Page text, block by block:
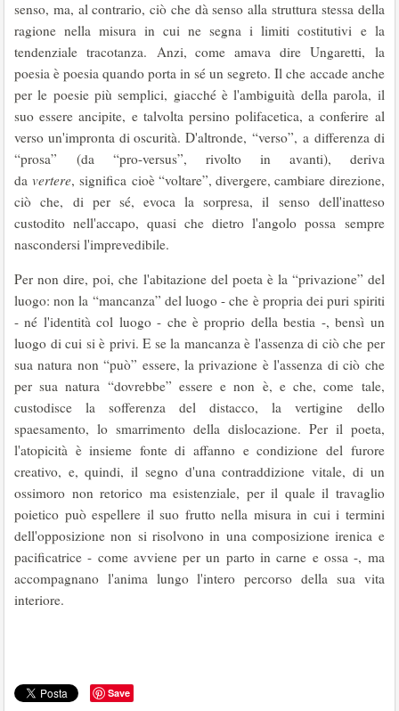
senso, ma, al contrario, ciò che dà senso alla struttura stessa della
ragione nella misura in cui ne segna i limiti costitutivi e la
tendenziale tracotanza. Anzi, come amava dire Ungaretti, la
poesia è poesia quando porta in sé un segreto. Il che accade anche
per le poesie più semplici, giacché è l'ambiguità della parola, il
suo essere ancipite, e talvolta persino polifacetica, a conferire al
verso un'impronta di oscurità. D'altronde, “verso”, a differenza di
“prosa” (da “pro-versus”, rivolto in avanti), deriva
davertere, significa cioè “voltare”, divergere, cambiare direzione,
ciò che, di per sé, evoca la sorpresa, il senso dell'inatteso
custodito nell'accapo, quasi che dietro l'angolo possa sempre
nascondersi l'imprevedibile.
Per non dire, poi, che l'abitazione del poeta è la “privazione” del
luogo: non la “mancanza” del luogo - che è propria dei puri spiriti
- né l'identità col luogo - che è proprio della bestia -, bensì un
luogo di cui si è privi. E se la mancanza è l'assenza di ciò che per
sua natura non “può” essere, la privazione è l'assenza di ciò che
per sua natura “dovrebbe” essere e non è, e che, come tale,
custodisce la sofferenza del distacco, la vertigine dello
spaesamento, lo smarrimento della dislocazione. Per il poeta,
l'atopicità è insieme fonte di affanno e condizione del furore
creativo, e, quindi, il segno d'una contraddizione vitale, di un
ossimoro non retorico ma esistenziale, per il quale il travaglio
poietico può espellere il suo frutto nella misura in cui i termini
dell'opposizione non si risolvono in una composizione irenica e
pacificatrice - come avviene per un parto in carne e ossa -, ma
accompagnano l'anima lungo l'intero percorso della sua vita
interiore.
Save